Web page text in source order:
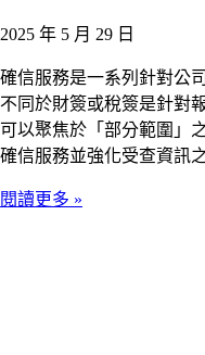
2025 年 5 月 29 日
確信服務是一系列針對公
不同於財簽或稅簽是針對
可以聚焦於「部分範圍」
確信服務並強化受查資訊
閱讀更多 »